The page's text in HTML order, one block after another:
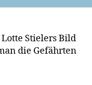
Stielers Bild
die Gefährten